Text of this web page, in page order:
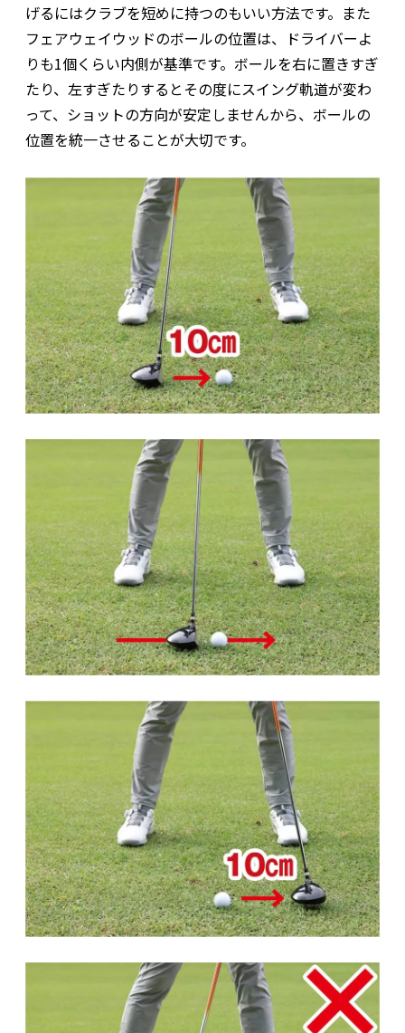
げるにはクラブを短めに持つのもいい方法です。また
フェアウェイウッドのボールの位置は、ドライバーよ
りも1個くらい内側が基準です。ボールを右に置きすぎ
たり、左すぎたりするとその度にスイング軌道が変わ
って、ショットの方向が安定しませんから、ボールの
位置を統一させることが大切です。